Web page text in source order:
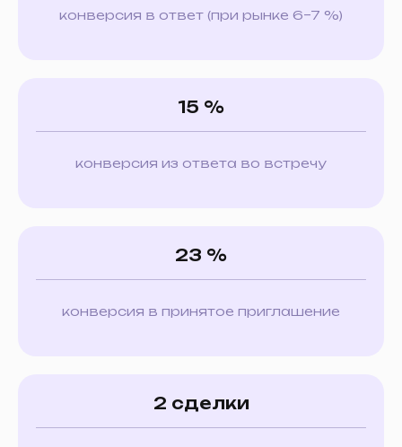
конверсия в ответ (при рынке 6–7 %)
15 %
конверсия из ответа во встречу
23 %
конверсия в принятое приглашение
2 сделки